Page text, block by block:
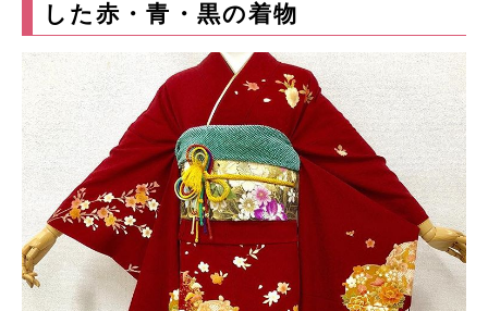
した赤・青・黒の着物